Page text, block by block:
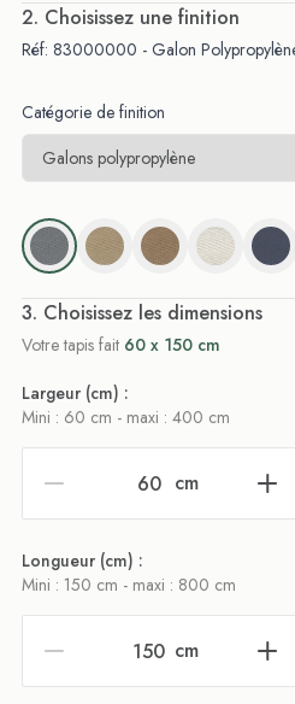
. Choisissez une finition
Réf: 83000000 - Galon
Catégorie de finition
. Choisissez les dimensions
Votre tapis fait 60 x 150 cm
Largeur (cm) :
Mini : 60 cm - maxi : 400 cm
cm
Longueur (cm) :
Mini : 150 cm - maxi : 800 cm
cm